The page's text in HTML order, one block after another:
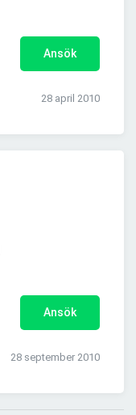
Ansök
28 april 2010
Ansök
28 september 2010